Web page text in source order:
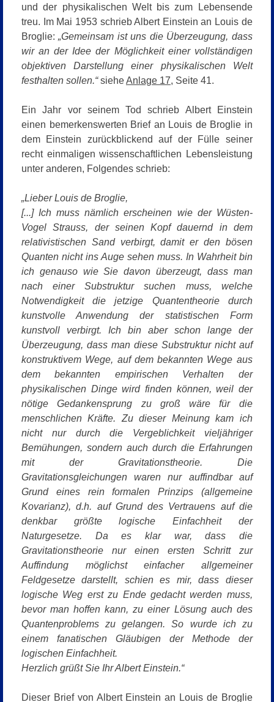
und der physikalischen Welt bis zum Lebensende
treu. Im Mai 1953 schrieb Albert Einstein an Louis de
Broglie: „Gemeinsam ist uns die Überzeugung, dass
wir an der Idee der Möglichkeit einer vollständigen
objektiven Darstellung einer physikalischen Welt
festhalten sollen.“sieheAnlage 17, Seite 41.
Ein Jahr vor seinem Tod schrieb Albert Einstein
einen bemerkenswerten Brief an Louis de Broglie in
dem Einstein zurückblickend auf der Fülle seiner
recht einmaligen wissenschaftlichen Lebensleistung
unter anderen, Folgendes schrieb:
„Lieber Louis de Broglie,
[...] Ich muss nämlich erscheinen wie der Wüsten-
Vogel Strauss, der seinen Kopf dauernd in dem
relativistischen Sand verbirgt, damit er den bösen
Quanten nicht ins Auge sehen muss. In Wahrheit bin
ich genauso wie Sie davon überzeugt, dass man
nach einer Substruktur suchen muss, welche
Notwendigkeit die jetzige Quantentheorie durch
kunstvolle Anwendung der statistischen Form
kunstvoll verbirgt. Ich bin aber schon lange der
Überzeugung, dass man diese Substruktur nicht auf
konstruktivem Wege, auf dem bekannten Wege aus
dem bekannten empirischen Verhalten der
physikalischen Dinge wird finden können, weil der
nötige Gedankensprung zu groß wäre für die
menschlichen Kräfte. Zu dieser Meinung kam ich
nicht nur durch die Vergeblichkeit vieljähriger
Bemühungen, sondern auch durch die Erfahrungen
mit der Gravitationstheorie. Die
Gravitationsgleichungen waren nur auffindbar auf
Grund eines rein formalen Prinzips (allgemeine
Kovarianz), d.h. auf Grund des Vertrauens auf die
denkbar größte logische Einfachheit der
Naturgesetze. Da es klar war, dass die
Gravitationstheorie nur einen ersten Schritt zur
Auffindung möglichst einfacher allgemeiner
Feldgesetze darstellt, schien es mir, dass dieser
logische Weg erst zu Ende gedacht werden muss,
bevor man hoffen kann, zu einer Lösung auch des
Quantenproblems zu gelangen. So wurde ich zu
einem fanatischen Gläubigen der Methode der
logischen Einfachheit.
Herzlich grüßt Sie Ihr Albert Einstein.“
Dieser Brief von Albert Einstein an Louis de Broglie